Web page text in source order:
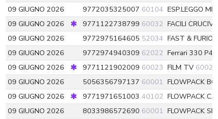
09 GIUGNO 2026
9772035325007 60104 ESP.LEGGO
09 GIUGNO 2026
9771122738799 60032 FACILI
09 GIUGNO 2026
9772975164605 52034 FAST &
09 GIUGNO 2026
9772974940309 62022 Ferrari 330 P4
09 GIUGNO 2026
9771121902009 60023 FILM TV 60023
09 GIUGNO 2026
5056356797137 60001 FLOWPACK
09 GIUGNO 2026
9771971651003 40102 FLOWPACK
09 GIUGNO 2026
8033986572690 60001 FLOWPACK